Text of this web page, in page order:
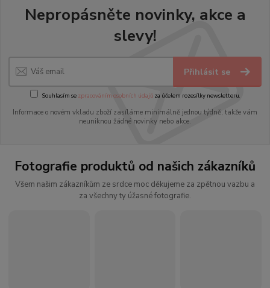
Nepropásněte novinky, akce a
slevy!
Přihlásit se
Souhlasím se zpracováním osobních údajůza účelem rozesílky newsletteru.
Informace o novém vkladu zboží zasíláme minimálně jednou týdně, takže vám
neuniknou žádné novinky nebo akce.
Fotografie produktů od našich zákazníků
Všem našim zákazníkům ze srdce moc děkujeme za zpětnou vazbu a
za všechny ty úžasné fotografie.